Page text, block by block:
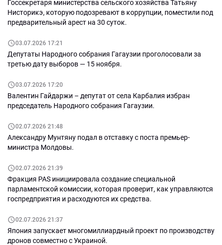
Госсекретаря министерства сельского хозяйства Татьяну
Нисторикэ, которую подозревают в коррупции, поместили под
предварительный арест на 30 суток.
03.07.2026 17:21
Депутаты Народного собрания Гагаузии проголосовали за
третью дату выборов — 15 ноября.
03.07.2026 17:20
Валентин Гайдаржи – депутат от села Карбалия избран
председатель Народного собрания Гагаузии.
02.07.2026 21:48
Александру Мунтяну подал в отставку с поста премьер-
министра Молдовы.
02.07.2026 21:39
Фракция PAS инициировала создание специальной
парламентской комиссии, которая проверит, как управляются
госпредприятия и расходуются их средства.
02.07.2026 21:37
Япония запускает многомиллиардный проект по производству
дронов совместно с Украиной.